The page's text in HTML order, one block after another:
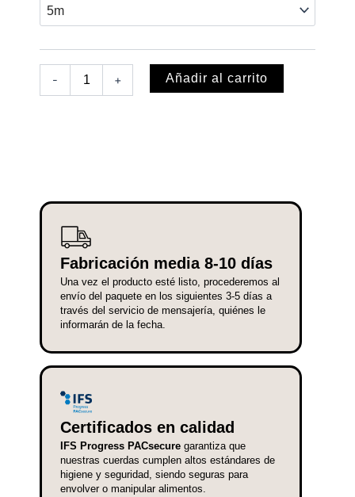
7,31 €
-
(Colores)
cantidad
+ Añadir al carrito
Fabricación media 8-10 días
Una vez el producto esté listo, procederemos al
envío del paquete en los siguientes 3-5 días a
través del servicio de mensajería, quiénes le
informarán de la fecha.
Certificados en calidad
IFS Progress PACsecure garantiza que
nuestras cuerdas cumplen altos estándares de
higiene y seguridad, siendo seguras para
envolver o manipular alimentos.